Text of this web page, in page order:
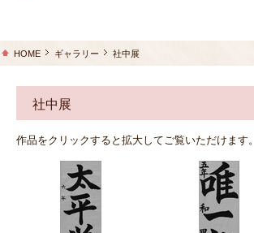
HOME ギャラリー 社中展
社中展
作品をクリックすると拡大してご覧いただけます。